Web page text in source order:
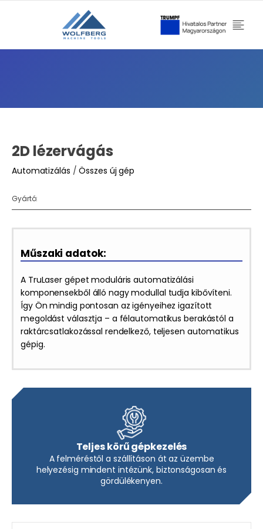
2D lézervágás
Automatizálás /Összes új gép
Gyártó:
Műszaki adatok:
A TruLaser gépet moduláris automatizálási
komponensekből álló nagy modullal tudja kibővíteni.
Így Ön mindig pontosan az igényeihez igazított
megoldást választja – a félautomatikus berakástól a
raktárcsatlakozással rendelkező, teljesen automatikus
gépig.
Teljes körű gépkezelés
A felméréstől a szállításon át az üzembe
helyezésig mindent intézünk, biztonságosan és
gördülékenyen.